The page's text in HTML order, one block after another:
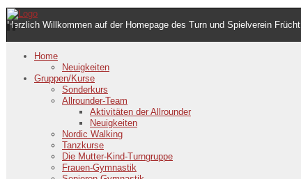
Herzlich Willkommen auf der Homepage des Turn und Spielverein Frücht
Home
Neuigkeiten
Gruppen/Kurse
Sonderkurs
Allrounder-Team
Aktivitäten der Allrounder
Neuigkeiten
Nordic Walking
Tanzkurse
Die Mutter-Kind-Turngruppe
Frauen-Gymnastik